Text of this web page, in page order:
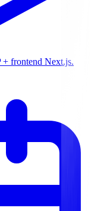
+ frontend Next.js.